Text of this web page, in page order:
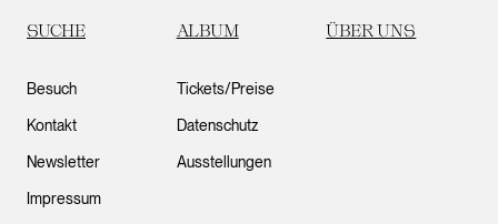
SUCHE ALBUM ÜBER UNS
Besuch
Kontakt
Newsletter
Impressum
Tickets/Preise
Datenschutz
Ausstellungen